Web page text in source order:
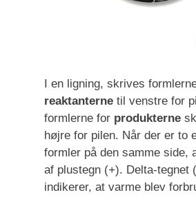
I en ligning, skrives
reaktanterne til venstre for
formlerne for produkterne
højre for pilen. Når der er to
formler på den samme side,
af plustegn (+). Delta-tegnet (
indikerer, at varme blev